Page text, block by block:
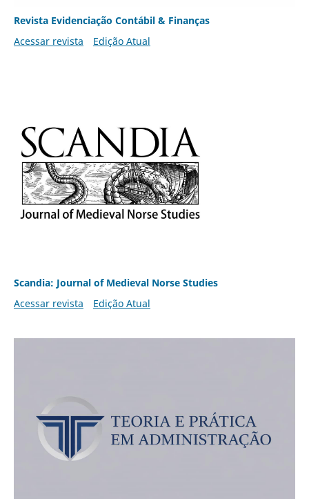
Revista Evidenciação Contábil & Finanças
Acessar revista
Edição Atual
Scandia: Journal of Medieval Norse Studies
Acessar revista
Edição Atual